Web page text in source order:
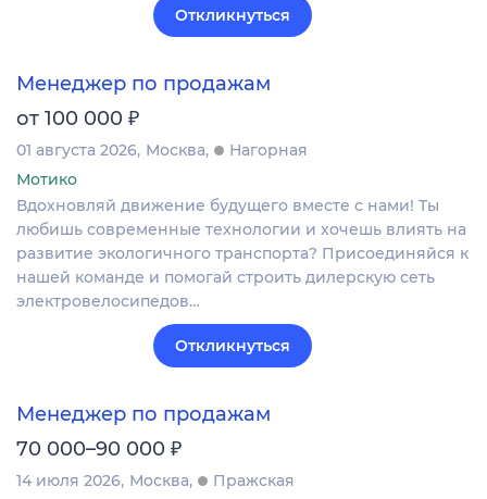
Откликнуться
Менеджер по продажам
от 100 000 ₽
01 августа 2026 Москва
Нагорная
Мотико
Вдохновляй движение будущего вместе с нами! Ты
любишь современные технологии и хочешь влиять на
развитие экологичного транспорта? Присоединяйся к
нашей команде и помогай строить дилерскую сеть
электровелосипедов…
Откликнуться
Менеджер по продажам
70 000–90 000 ₽
14 июля 2026 Москва
Пражская